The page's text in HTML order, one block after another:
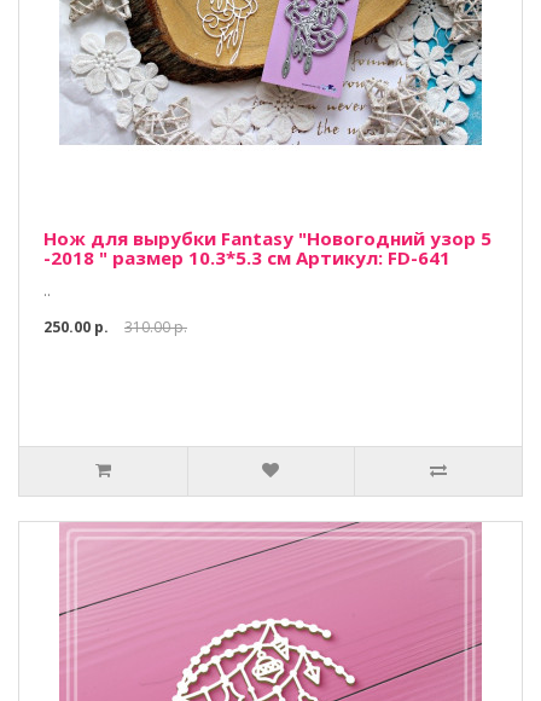
Нож для вырубки Fantasy "Новогодний узор 5
-2018 " размер 10.3*5.3 см Артикул: FD-641
..
250.00 р.
310.00 р.